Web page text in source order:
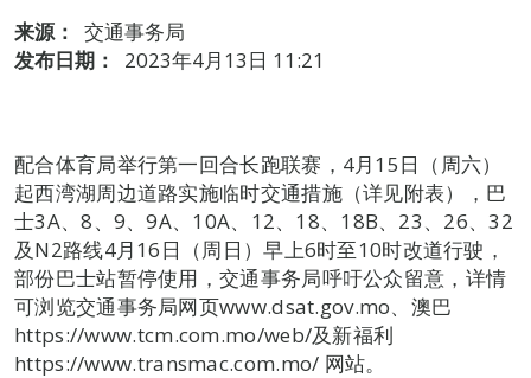
来源：
交通事务局
发布日期：
2023年4月13日 11:21
配合体育局举行第一回合长跑联赛，4月15日（周六）
起西湾湖周边道路实施临时交通措施（详见附表），巴
士3A、8、9、9A、10A、12、18、18B、23、26、32
及N2路线4月16日（周日）早上6时至10时改道行驶，
部份巴士站暂停使用，交通事务局呼吁公众留意，详情
可浏览交通事务局网页www.dsat.gov.mo、澳巴
https://www.tcm.com.mo/web/及新福利
https://www.transmac.com.mo/ 网站。